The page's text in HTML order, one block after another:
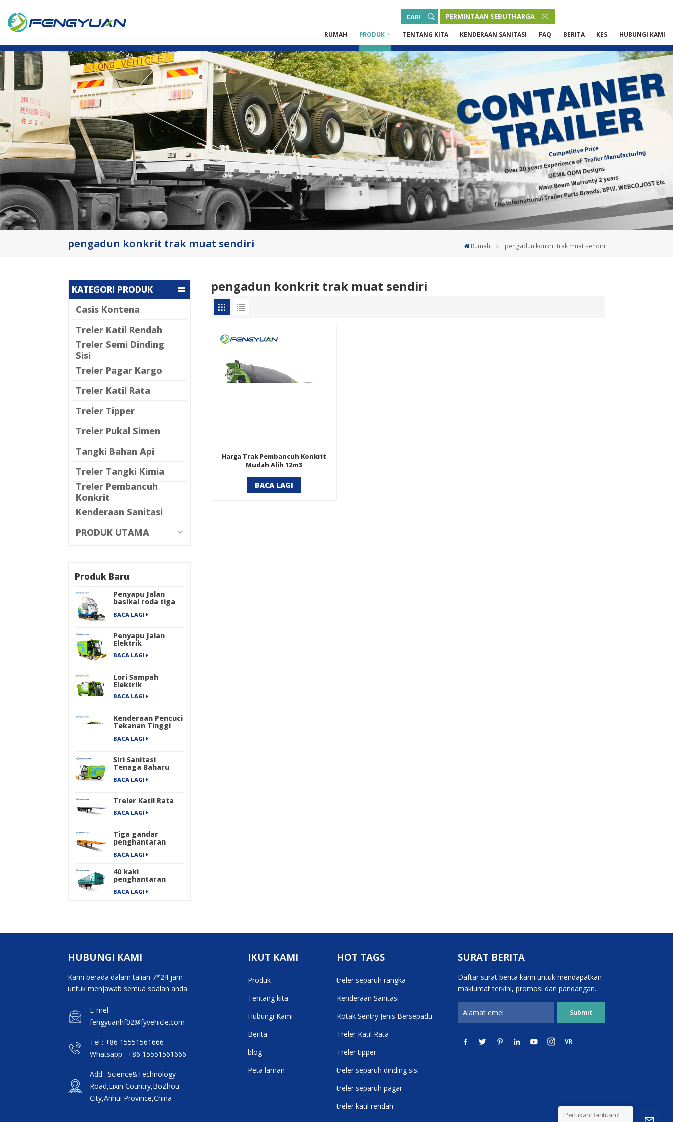
CARI PERMINTAAN SEBUTHARGA
Русский язык
Español
Português
Malay
ภาษา
بالعربية
RUMAH PRODUK TENTANG KITA KENDERAAN SANITASI FAQ BERITA KES HUBUNGI KAMI
pengadun konkrit trak muat sendiri Rumah pengadun konkrit trak muat sendiri
KATEGORI PRODUK
Casis Kontena
Treler Katil Rendah
Treler Semi Dinding
Sisi
Treler Pagar Kargo
Treler Katil Rata
Treler Tipper
Treler Pukal Simen
Tangki Bahan Api
Treler Tangki Kimia
Treler Pembancuh
Konkrit
Kenderaan Sanitasi
PRODUK UTAMA
Produk Baru
Penyapu Jalan
basikal roda tiga
BACA LAGI
Penyapu Jalan
Elektrik
BACA LAGI
Lori Sampah
Elektrik
BACA LAGI
Kenderaan Pencuci
Tekanan Tinggi
BACA LAGI
Siri Sanitasi
Tenaga Baharu
Empat Roda
Penyapu Jalan
Tulen
BACA LAGI
Treler Katil Rata
BACA LAGI
Tiga gandar
penghantaran
kontena
mengangkut
rangka
BACA LAGI
40 kaki
penghantaran
barang berat
pengangkutan
BACA LAGI
pengadun konkrit trak muat sendiri
Harga Trak Pembancuh Konkrit
Mudah Alih 12m3
BACA LAGI
HUBUNGI KAMI
Kami berada dalam talian 7*24 jam
untuk menjawab semua soalan anda
E-mel :
fengyuanhf02@fyvehicle.com
Tel : +86 15551561666
Whatsapp : +86 15551561666
Add : Science&Technology
Road,Lixin Country,BoZhou
City,Anhui Province,China
IKUT KAMI
Produk
Tentang kita
Hubungi Kami
Berita
blog
Peta laman
HOT TAGS
treler separuh rangka
Kenderaan Sanitasi
Kotak Sentry Jenis Bersepadu
Treler Katil Rata
Treler tipper
treler separuh dinding sisi
treler separuh pagar
treler katil rendah
SURAT BERITA
Daftar surat berita kami untuk mendapatkan
maklumat terkini, promosi dan pandangan.
Perlukan Bantuan?